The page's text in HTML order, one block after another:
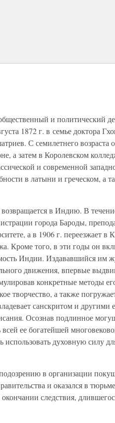
и политический
1872 г. в семье доктора
С семилетнего возраста
а затем в Королевском
и современной
в латыни и греческом, а
в Индию. В
города Бароды,
а в 1906 г. переезжает в
Кроме того, в эти годы он
Индии. Издававшийся им
движения, впервые
конкретные методы
творчество, а также
санскритом и другими
Осознав подлинное
ее богатейшей
использовать духовную силу
в организации
и оказался в
следствия,